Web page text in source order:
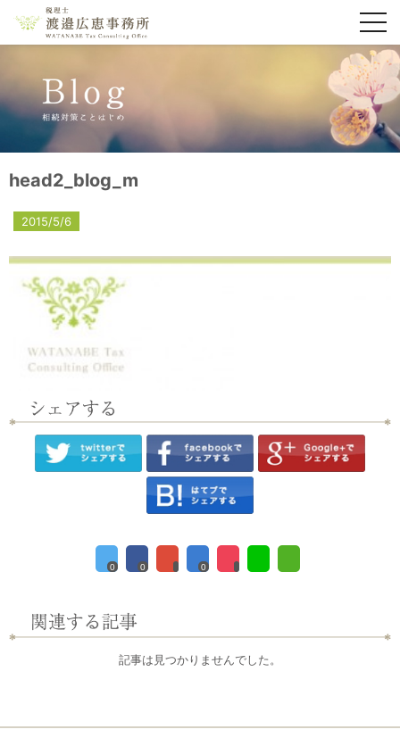
head2_blog_m
2015/5/6
0 0 0
記事は見つかりませんでした。